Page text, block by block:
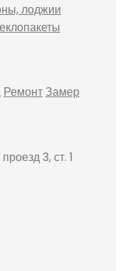
лоджии
Ремонт Замер
3, ст. 1